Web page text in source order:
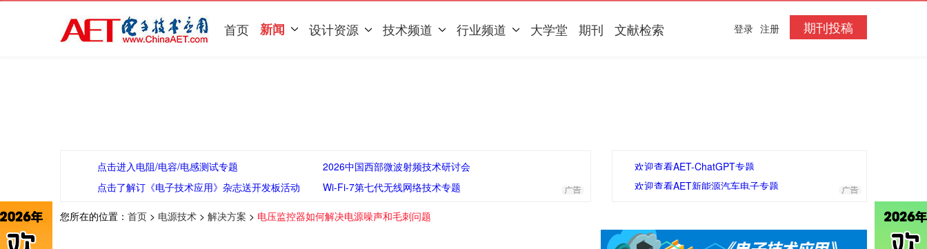
首页 新闻 设计资源 技术频道 行业频道 大学堂 期刊 文献检索 期刊投稿
登录 注册
点击进入电阻/电容/电感测试专题
2026中国西部微波射频技术研讨会
点击了解订《电子技术应用》杂志送开发板活动
Wi-Fi-7第七代无线网络技术专题
欢迎查看AET-ChatGPT专题
欢迎查看AET新能源汽车电子专题
您所在的位置： 首页 > 电源技术 > 解决方案 > 电压监控器如何解决电源噪声和毛刺问题